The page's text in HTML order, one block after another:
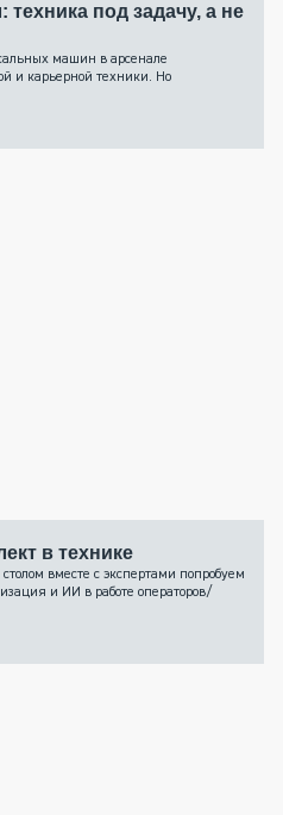
под задачу, а не
машин в арсенале
и карьерной техники. Но
в технике
вместе с экспертами попробуем
и ИИ в работе операторов/